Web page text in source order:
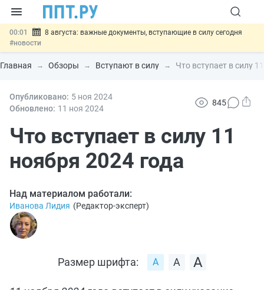
00:01
8 августа: важные документы, вступающие в силу сегодня
#новости
07.08 Подписан закон о блокировке продажи опасных товаров через
«Честный знак»#новости
07.08 Госпошлину за устранение ошибок в документах предлагают
отменить#новости
отношений
Главная Обзоры Вступают в силу Что вступает в силу
Опубликовано: 5 ноя 2024
Обновлено: 11 ноя 2024
845
Что вступает в силу 11
ноября 2024 года
Над материалом работали:
Иванова Лидия (Редактор-эксперт)
Размер шрифта: